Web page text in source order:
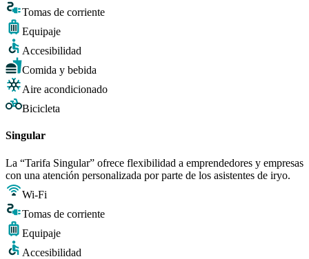
Tomas de corriente
Equipaje
Accesibilidad
Comida y bebida
Aire acondicionado
Bicicleta
Singular
La “Tarifa Singular” ofrece flexibilidad a emprendedores y empresas
con una atención personalizada por parte de los asistentes de iryo.
Wi-Fi
Tomas de corriente
Equipaje
Accesibilidad